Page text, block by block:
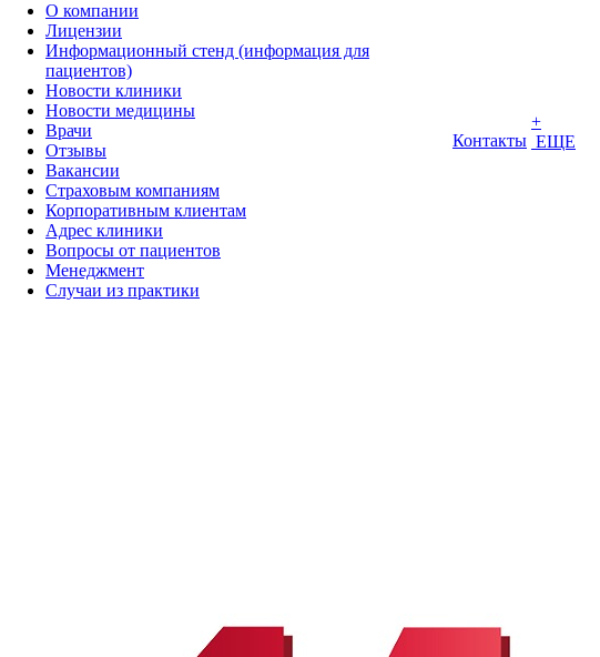
О компании
Лицензии
Информационный стенд (информация для
пациентов)
Новости клиники
Новости медицины
Врачи
Отзывы
Вакансии
Страховым компаниям
Корпоративным клиентам
Адрес клиники
Вопросы от пациентов
Менеджмент
Случаи из практики
Контакты
+
ЕЩЕ